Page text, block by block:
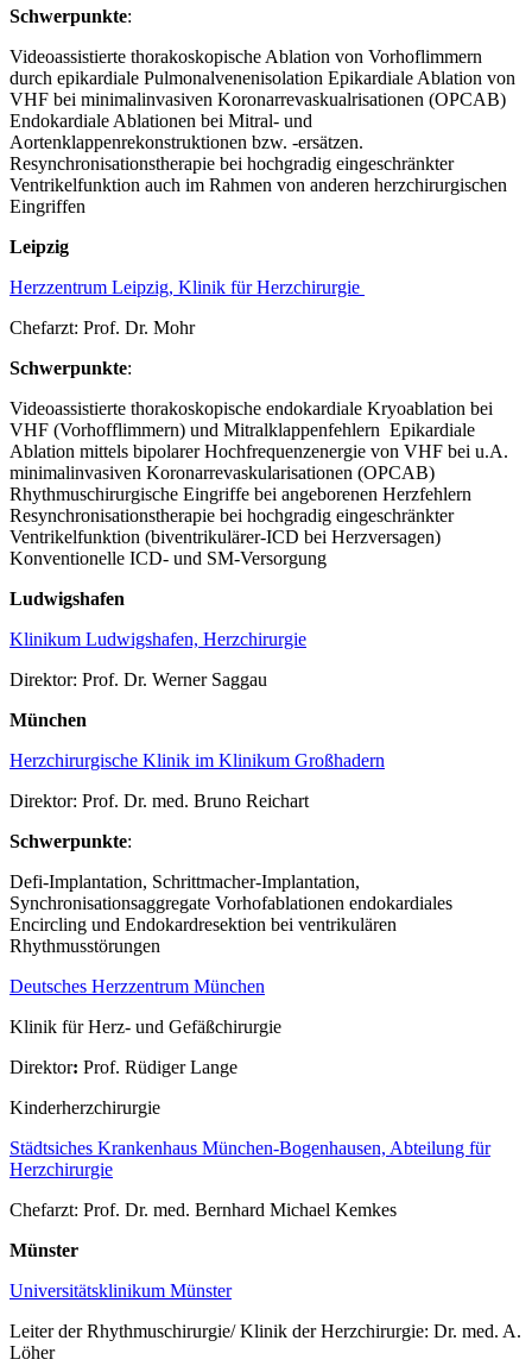
Schwerpunkte:
Videoassistierte thorakoskopische Ablation von Vorhoflimmern
durch epikardiale Pulmonalvenenisolation Epikardiale Ablation von
VHF bei minimalinvasiven Koronarrevaskualrisationen (OPCAB)
Endokardiale Ablationen bei Mitral- und
Aortenklappenrekonstruktionen bzw. -ersätzen.
Resynchronisationstherapie bei hochgradig eingeschränkter
Ventrikelfunktion auch im Rahmen von anderen herzchirurgischen
Eingriffen
Leipzig
Herzzentrum Leipzig, Klinik für Herzchirurgie
Chefarzt: Prof. Dr. Mohr
Schwerpunkte:
Videoassistierte thorakoskopische endokardiale Kryoablation bei
VHF (Vorhofflimmern) und Mitralklappenfehlern Epikardiale
Ablation mittels bipolarer Hochfrequenzenergie von VHF bei u.A.
minimalinvasiven Koronarrevaskularisationen (OPCAB)
Rhythmuschirurgische Eingriffe bei angeborenen Herzfehlern
Resynchronisationstherapie bei hochgradig eingeschränkter
Ventrikelfunktion (biventrikulärer-ICD bei Herzversagen)
Konventionelle ICD- und SM-Versorgung
Ludwigshafen
Klinikum Ludwigshafen, Herzchirurgie
Direktor: Prof. Dr. Werner Saggau
München
Herzchirurgische Klinik im Klinikum Großhadern
Direktor: Prof. Dr. med. Bruno Reichart
Schwerpunkte:
Defi-Implantation, Schrittmacher-Implantation,
Synchronisationsaggregate Vorhofablationen endokardiales
Encircling und Endokardresektion bei ventrikulären
Rhythmusstörungen
Deutsches Herzzentrum München
Klinik für Herz- und Gefäßchirurgie
Direktor: Prof. Rüdiger Lange
Kinderherzchirurgie
Städtsiches Krankenhaus München-Bogenhausen, Abteilung für
Herzchirurgie
Chefarzt: Prof. Dr. med. Bernhard Michael Kemkes
Münster
Universitätsklinikum Münster
Leiter der Rhythmuschirurgie/ Klinik der Herzchirurgie: Dr. med. A.
Löher